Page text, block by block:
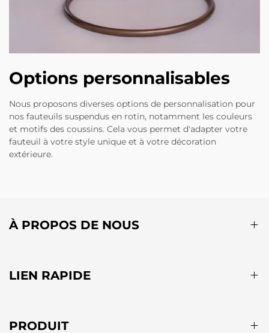
Options personnalisables
Nous proposons diverses options de personnalisation pour
nos fauteuils suspendus en rotin, notamment les couleurs
et motifs des coussins. Cela vous permet d'adapter votre
fauteuil à votre style unique et à votre décoration
extérieure.
À PROPOS DE NOUS
LIEN RAPIDE
PRODUIT